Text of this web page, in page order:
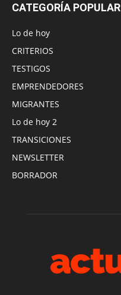
CATEGORÍA POPULAR
Lo de hoy
CRITERIOS
TESTIGOS
EMPRENDEDORES
MIGRANTES
Lo de hoy 2
TRANSICIONES
NEWSLETTER
BORRADOR